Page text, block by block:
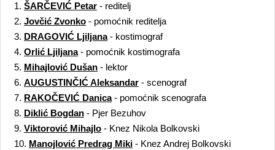
1. ŠARČEVIĆ Petar - reditelj
2. Jovčić Zvonko - pomoćnik reditelja
3. DRAGOVIĆ Ljiljana- kostimograf
4. Orlić Ljiljana- pomoćnik kostimografa
5. Mihajlović Dušan - lektor
6. AUGUSTINČIĆ Aleksandar - scenograf
7. RAKOČEVIĆ Danica- pomoćnik scenografa
8. Diklić Bogdan - Pjer Bezuhov
9. Viktorović Mihajlo - Knez Nikola Bolkovski
10. Manojlović Predrag Miki - Knez Andrej Bolkovski